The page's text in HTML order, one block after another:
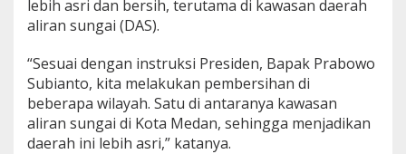
a
r
g
A
u
r
lebih asri dan bersih, terutama di kawasan daerah
aliran sungai (DAS).
“Sesuai dengan instruksi Presiden, Bapak Prabowo
Subianto, kita melakukan pembersihan di
beberapa wilayah. Satu di antaranya kawasan
aliran sungai di Kota Medan, sehingga menjadikan
daerah ini lebih asri,” katanya.